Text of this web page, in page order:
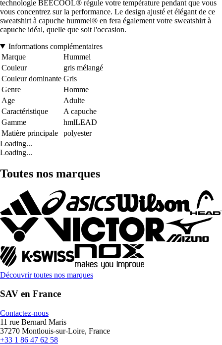
technologie BEECOOL® régule votre température pendant que vous
vous concentrez sur la performance. Le design ajusté et élégant de ce
sweatshirt à capuche hummel® en fera également votre sweatshirt à
capuche idéal, quelle que soit l'occasion.
Informations complémentaires
Marque
Hummel
Couleur
gris mélangé
Couleur dominante Gris
Genre
Homme
Age
Adulte
Caractéristique
A capuche
Gamme
hmlLEAD
Matière principale
polyester
Loading...
Loading...
Toutes nos marques
Découvrir toutes nos marques
SAV en France
Contactez-nous
11 rue Bernard Maris
37270 Montlouis-sur-Loire, France
+33 1 86 47 62 58